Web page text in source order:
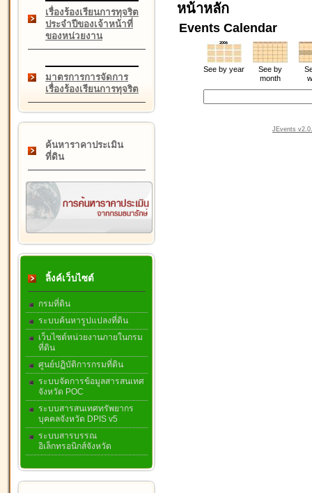
เรื่องร้องเรียนการทุจริต
ประจำปีของเจ้าหน้าที่
ของหน่วยงาน
มาตรการการจัดการ
เรื่องร้องเรียนการทุจริต
ค้นหาราคาประเมิน
ที่ดิน
ลิ้งค์เว็บไซต์
กรมที่ดิน
ระบบค้นหารูปแปลงที่ดิน
เว็บไซต์หน่วยงานภายในกรม
ที่ดิน
ศูนย์ปฏิบัติการกรมที่ดิน
ระบบจัดการข้อมูลสารสนเทศ
จังหวัด POC
ระบบสารสนเทศทรัพยากร
บุคคลจังหวัด DPIS v5
ระบบสารบรรณ
อิเล็กทรอนิกส์จังหวัด
หน้าหลัก
Events Calendar
See by year
See by
month
JEvents